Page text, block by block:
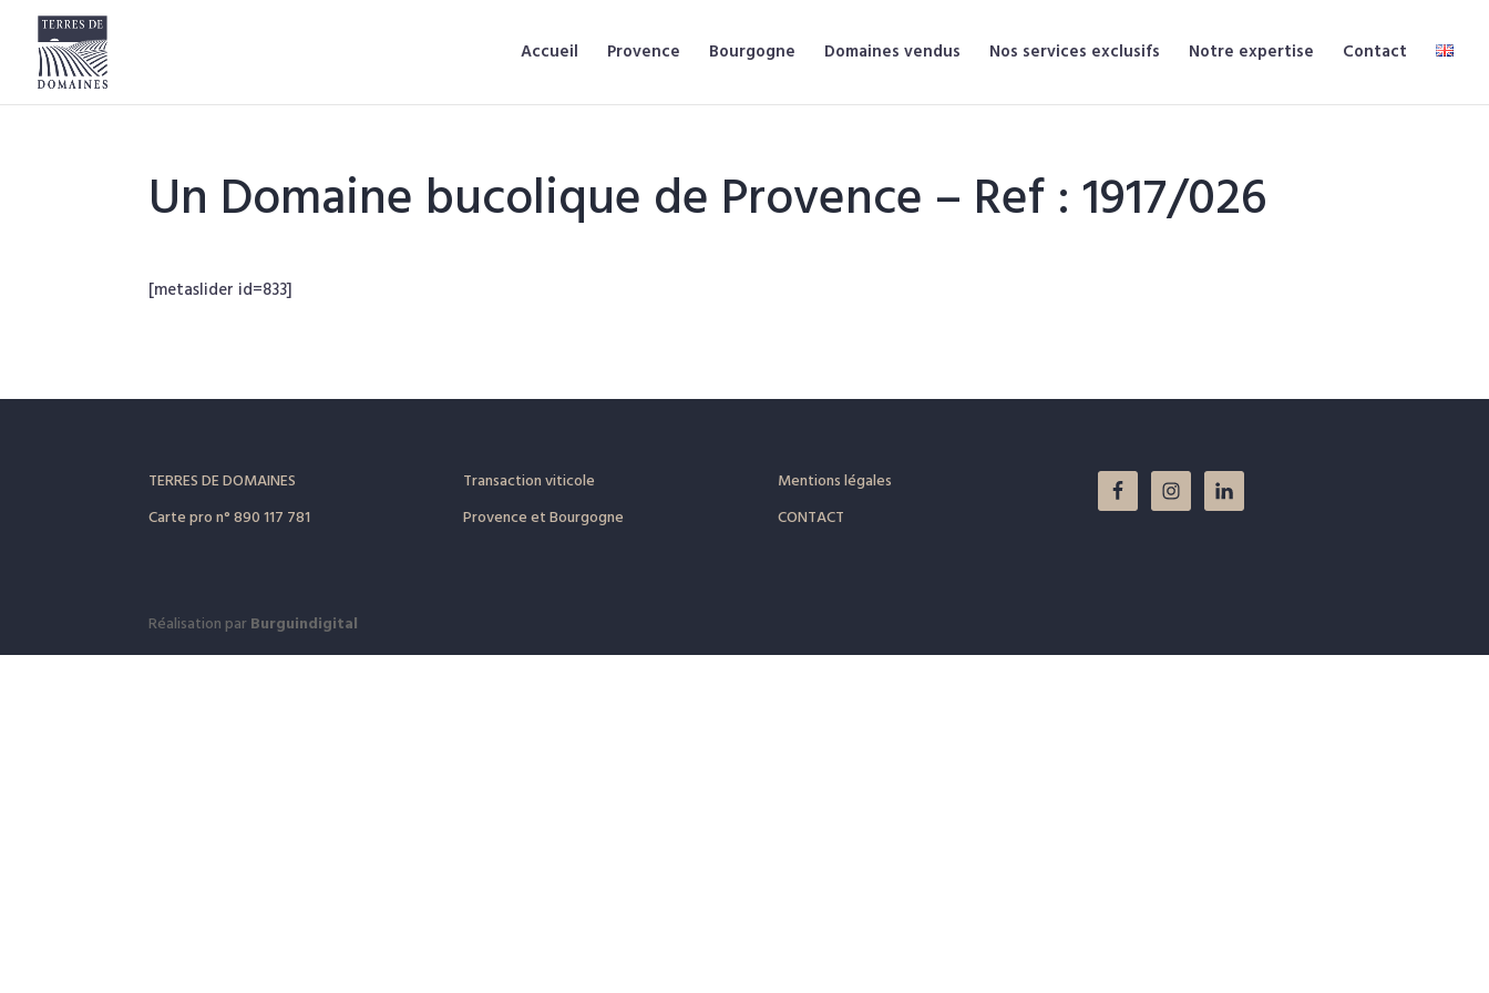
Accueil Provence Bourgogne Domaines vendus Nos services exclusifs Notre expertise Contact
Un Domaine bucolique de Provence – Ref : 1917/026
[metaslider id=833]
TERRES DE DOMAINES
Carte pron° 890 117 781
Transaction viticole
ProvenceetBourgogne
Mentions légales
CONTACT
Réalisation parBurguindigital